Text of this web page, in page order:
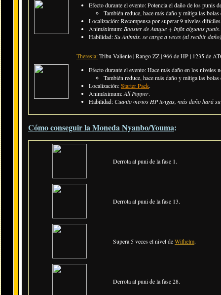
Efecto durante el evento: Potencia el daño de los punis
También reduce, hace más daño y mitiga las
Localización: Recompensa por superar 9 niveles
Animáximum: Booster de Ataque + Infla algunos punis.
Habilidad:Su Animáx. se carga a veces (al recibir
Theresia:Tribu Valiente | Rango ZZ | 966 de HP | 1235 de
Efecto durante el evento: Hace más daño en los niveles
También reduce, hace más daño y mitiga las
Localización:Starter Pack.
Animáximum:All Popper.
Habilidad:Cuanto menos HP tengas, más daño hará
Cómo conseguir la Moneda Nyanbo/Youma:
Derrota al puni de la fase 1.
Derrota al puni de la fase 13.
Supera 5 veces el nivel deWilhelm.
Derrota al puni de la fase 28.